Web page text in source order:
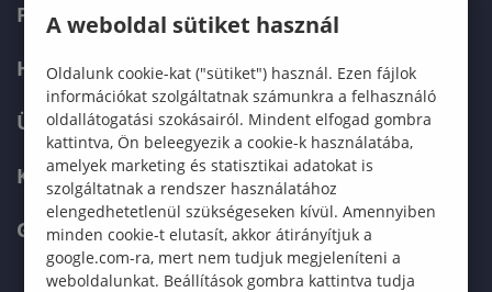
FELVÉTELIZŐKNEK
HALLGATÓKNAK
ÜZLETI PARTNEREKNEK
KARRIER
GREEN UNIVERSITY
A weboldal sütiket használ
Oldalunk cookie-kat ("sütiket") használ. Ezen fájlok
információkat szolgáltatnak számunkra a felhasználó
oldallátogatási szokásairól. Mindent elfogad gombra
kattintva, Ön beleegyezik a cookie-k használatába,
amelyek marketing és statisztikai adatokat is
szolgáltatnak a rendszer használatához
elengedhetetlenül szükségeseken kívül. Amennyiben
minden cookie-t elutasít, akkor átirányítjuk a
google.com-ra, mert nem tudjuk megjeleníteni a
weboldalunkat. Beállítások gombra kattintva tudja